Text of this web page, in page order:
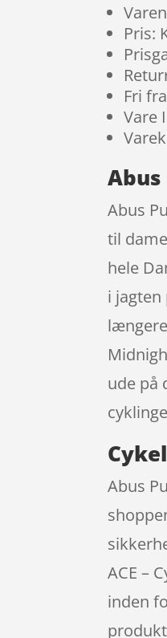
Pris:
Fri
Vare
Abus
Abus
til
hele
i jagten
ude på
Abus
ACE –
inden